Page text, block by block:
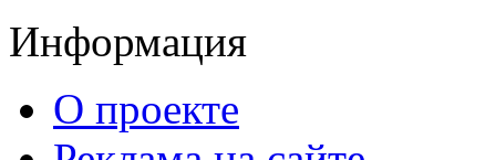
Информация
О проекте